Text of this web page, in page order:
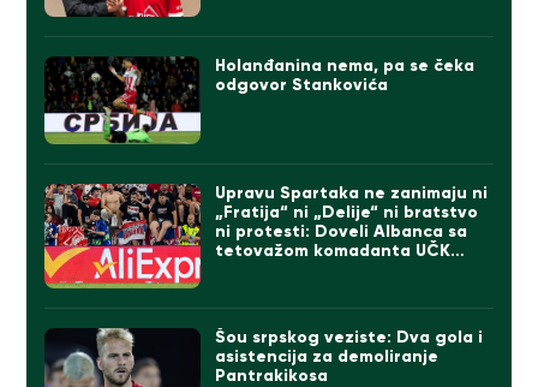
Holanđanina nema, pa se čeka
odgovor Stankovića
Upravu Spartaka ne zanimaju ni
„Fratija“ ni „Delije“ ni bratstvo
ni protesti: Doveli Albanca sa
tetovažom komadanta UČK
Šou srpskog veziste: Dva gola i
asistencija za demoliranje
Pantrakikosa